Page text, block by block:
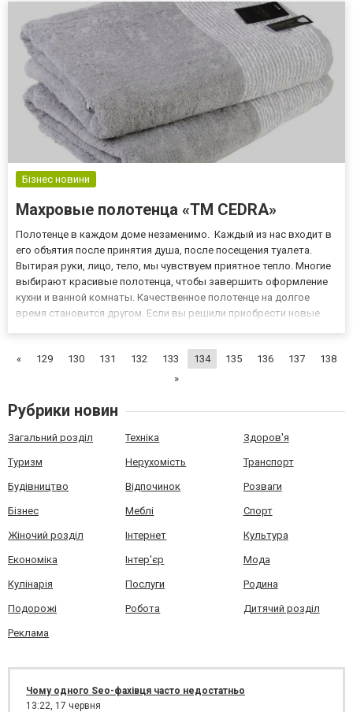
необходимо зарегистриров...
Бізнес новини
Махровые полотенца «ТМ CEDRA»
Полотенце в каждом доме незаменимо. Каждый из нас входит в
его объятия после принятия душа, после посещения туалета.
Вытирая руки, лицо, тело, мы чувствуем приятное тепло. Многие
выбирают красивые полотенца, чтобы завершить оформление
кухни и ванной комнаты. Качественное полотенце на долгое
время становится другом. Если вы решили приобрести новые
«
129 130 131 132 133 134 135 136 137
138
»
Рубрики новин
Загальний розділ Техніка Здоров'я
Туризм Нерухомість Транспорт
Будівництво Відпочинок Розваги
Бізнес Меблі Спорт
Жіночий розділ Інтернет Культура
Економіка Інтер'єр Мода
Кулінарія Послуги Родина
Подорожі Робота Дитячий розділ
Реклама
Чому одного Seo-фахівця часто недостатньо
13:22, 17 червня